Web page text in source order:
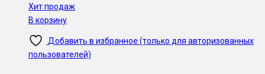
Хит продаж
В корзину
Добавить в избранное (только для авторизованных
пользователей)